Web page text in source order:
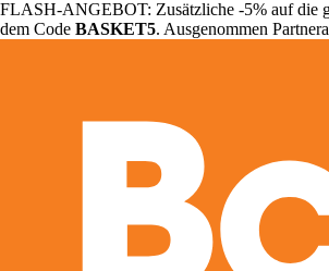
FLASH-ANGEBOT: Zusätzliche -5% auf die
dem Code BASKET5. Ausgenommen